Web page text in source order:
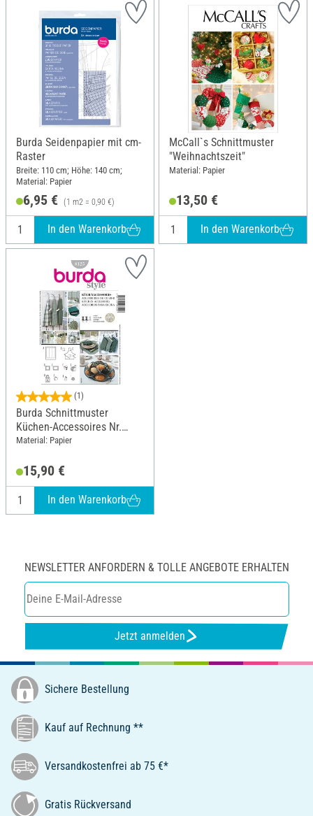
Burda Seidenpapier mit cm-
Raster
Breite: 110 cm; Höhe: 140 cm;
Material: Papier
6,95 € (1 m2 = 0,90 €)
In den Warenkorb
McCall`s Schnittmuster
"Weihnachtszeit"
Material: Papier
13,50 €
In den Warenkorb
(1)
Burda Schnittmuster
Küchen-Accessoires Nr.
8125
Material: Papier
15,90 €
In den Warenkorb
NEWSLETTER ANFORDERN & TOLLE ANGEBOTE ERHALTEN
Jetzt anmelden
Sichere Bestellung
Kauf auf Rechnung **
Versandkostenfrei ab 75 €*
Gratis Rückversand